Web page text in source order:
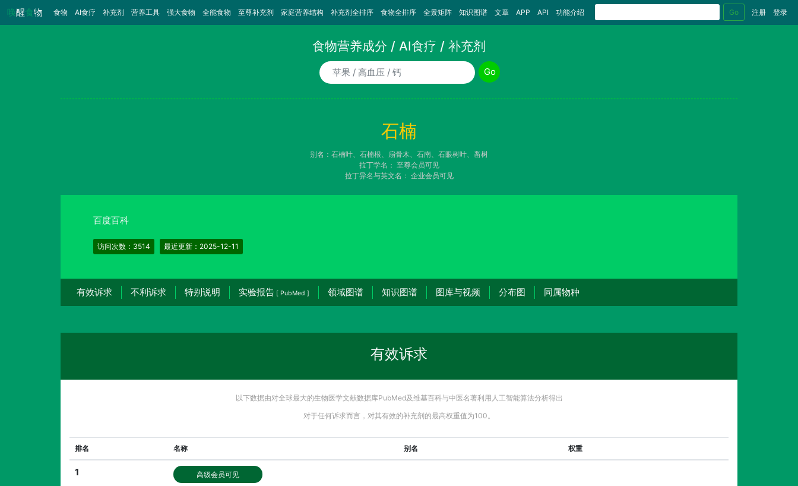
唤醒食物 食物 （当前）
AI食疗 补充剂 营养工具 强大食物 全能食物 至尊补充剂 家庭营养结构 补充剂全排序 食物全排序 全景矩阵 知识图谱 文章 APP API 功能介绍 Go 注册 登录
食物营养成分 / AI食疗 / 补充剂
食物/AI食疗诉求/补充剂名称
Go
石楠
别名：石楠叶、石楠根、扇骨木、石南、石眼树叶、凿树
拉丁学名： 至尊会员可见
拉丁异名与英文名： 企业会员可见
百度百科
访问次数：3514 最近更新：2025-12-11
有效诉求 不利诉求 特别说明 实验报告 [ PubMed ] 领域图谱 知识图谱 图库与视频 分布图 同属物种
有效诉求
以下数据由对全球最大的生物医学文献数据库PubMed及维基百科与中医名著利用人工智能算法分析得出
对于任何诉求而言，对其有效的补充剂的最高权重值为100。
排名 名称 别名 权重
1 高级会员可见